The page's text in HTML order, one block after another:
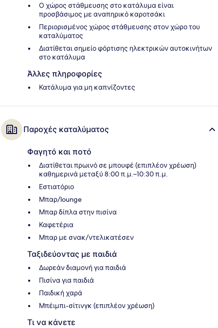
Ο χώρος στάθμευσης στο κατάλυμα είναι
προσβάσιμος με αναπηρικό καροτσάκι
Περιορισμένος χώρος στάθμευσης στον χώρο του
καταλύματος
Διατίθεται σημείο φόρτισης ηλεκτρικών αυτοκινήτων
στο κατάλυμα
Άλλες πληροφορίες
Κατάλυμα για μη καπνίζοντες
Παροχές καταλύματος
Φαγητό και ποτό
Διατίθεται πρωινό σε μπουφέ (επιπλέον χρέωση)
καθημερινά μεταξύ 8:00 π.μ.–10:30 π.μ.
Εστιατόριο
Μπαρ/lounge
Μπαρ δίπλα στην πισίνα
Καφετέρια
Μπαρ με σνακ/ντελικατέσεν
Ταξιδεύοντας με παιδιά
Δωρεάν διαμονή για παιδιά
Πισίνα για παιδιά
Παιδική χαρά
Μπέιμπι-σίτινγκ (επιπλέον χρέωση)
Τι να κάνετε